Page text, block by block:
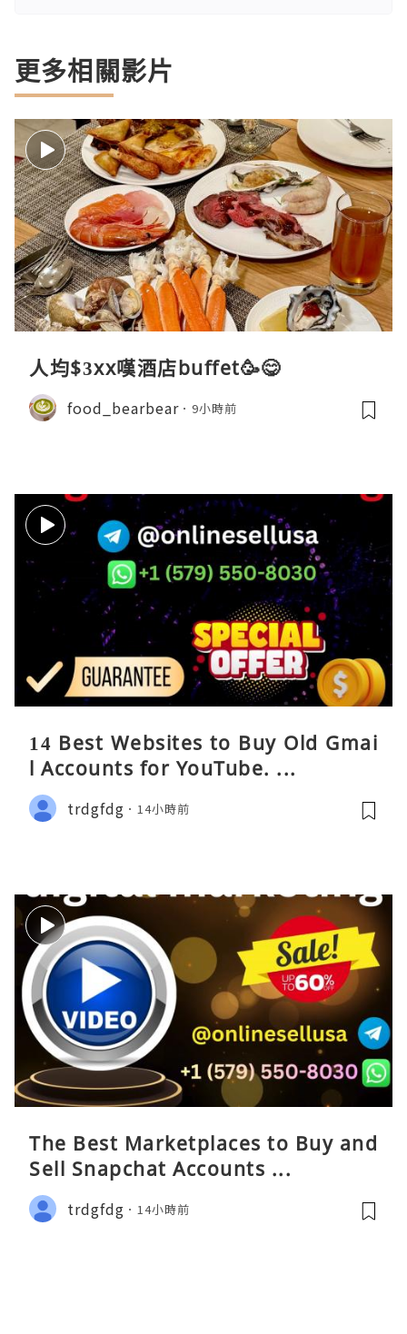
更多相關影片
人均$3xx嘆酒店buffet🥳😋
food_bearbear 9小時前
14 Best Websites to Buy Old Gmai
l Accounts for YouTube. ...
trdgfdg 14小時前
The Best Marketplaces to Buy and
Sell Snapchat Accounts ...
trdgfdg 14小時前